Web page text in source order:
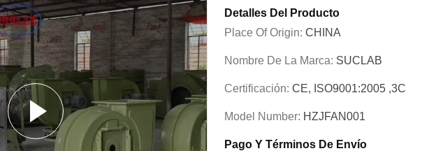
Detalles Del Producto
Place Of Origin: CHINA
Nombre De La Marca: SUCLAB
Certificación: CE, ISO9001:2005 ,3C
Model Number: HZJFAN001
Pago Y Términos De Envío